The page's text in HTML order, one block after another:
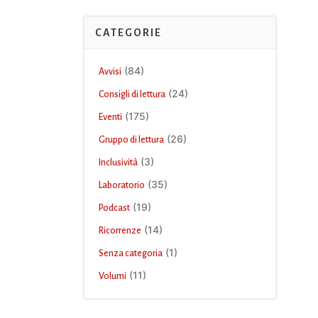
CATEGORIE
Avvisi (84)
Consigli di lettura(24)
Eventi (175)
Gruppo di lettura(26)
Inclusività(3)
Laboratorio (35)
Podcast(19)
Ricorrenze (14)
Senza categoria(1)
Volumi (11)